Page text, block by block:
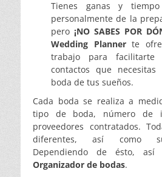
Tienes ganas y
personalmente de la
pero ¡NO SABES POR
Wedding Plannerte
trabajo para
contactos que
boda de tus sueños.
Cada boda se realiza a
tipo de boda, número de
proveedores contratados.
diferentes, así como
Dependiendo de ésto,
Organizador de bodas.